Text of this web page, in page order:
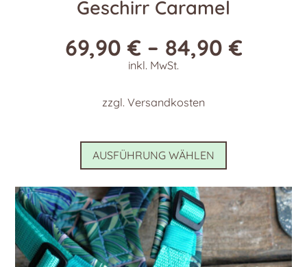
Geschirr Caramel
69,90€ – 84,90€
inkl. MwSt.
zzgl. Versandkosten
AUSFÜHRUNG WÄHLEN
Dieses
weist
mehrere
Varianten
auf.
Die
Optionen